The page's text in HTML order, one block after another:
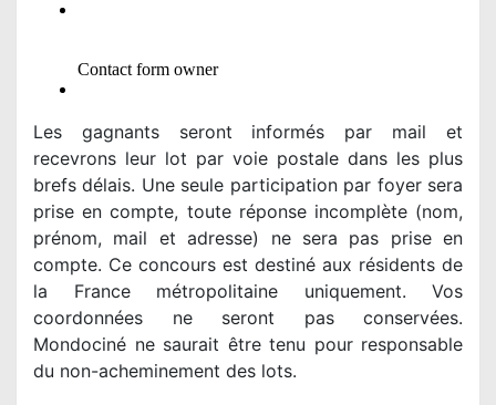
Les gagnants seront informés par mail et
recevrons leur lot par voie postale dans les plus
brefs délais. Une seule participation par foyer sera
prise en compte, toute réponse incomplète (nom,
prénom, mail et adresse) ne sera pas prise en
compte. Ce concours est destiné aux résidents de
la France métropolitaine uniquement. Vos
coordonnées ne seront pas conservées.
Mondociné ne saurait être tenu pour responsable
du non-acheminement des lots.